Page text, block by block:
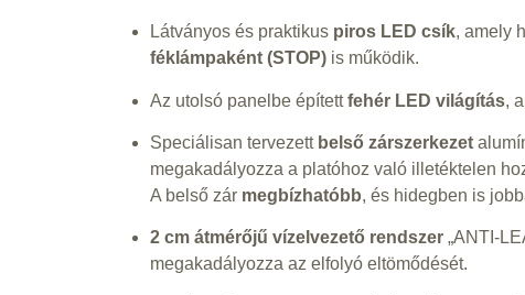
Látványos és praktikus piros LED csík, amely
féklámpaként (STOP) is működik.
Az utolsó panelbe építettfehér LED világítás,
Speciálisan tervezett belső zárszerkezet
megakadályozza a platóhoz való illetéktelen
A belső zár megbízhatóbb, és hidegben is
2 cm átmérőjű vízelvezető rendszer „ANTI-
megakadályozza az elfolyó eltömődését.